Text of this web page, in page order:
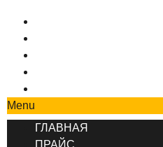
Menu
ГЛАВНАЯ
ПРАЙС